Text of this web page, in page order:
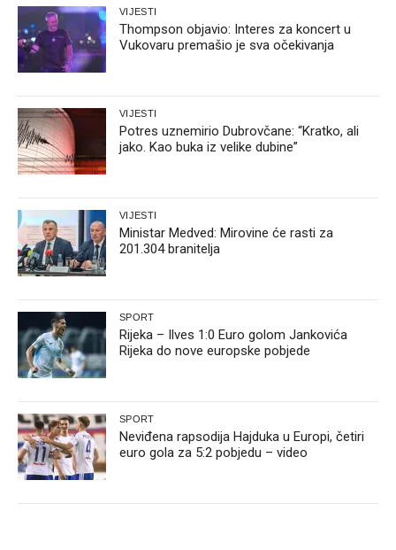
VIJESTI
Thompson objavio: Interes za koncert u
Vukovaru premašio je sva očekivanja
VIJESTI
Potres uznemirio Dubrovčane: “Kratko, ali
jako. Kao buka iz velike dubine”
VIJESTI
Ministar Medved: Mirovine će rasti za
201.304 branitelja
SPORT
Rijeka – Ilves 1:0 Euro golom Jankovića
Rijeka do nove europske pobjede
SPORT
Neviđena rapsodija Hajduka u Europi, četiri
euro gola za 5:2 pobjedu – video